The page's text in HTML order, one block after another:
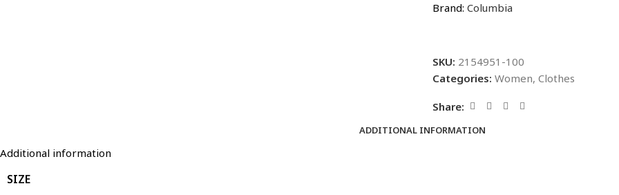
Brand: Columbia
SKU: 2154951-100
Categories: Women, Clothes
Share:
ADDITIONAL INFORMATION
Additional information
SIZE